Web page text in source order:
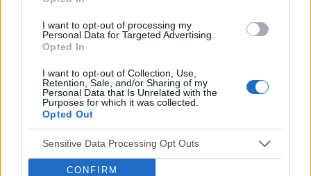
I want to opt-out of processing my
Personal Data for Targeted Advertising.
Opted In
I want to opt-out of Collection, Use,
Retention, Sale, and/or Sharing of my
Personal Data that Is Unrelated with the
Purposes for which it was collected.
Opted Out
Sensitive Data Processing Opt Outs
CONFIRM
Reklama: